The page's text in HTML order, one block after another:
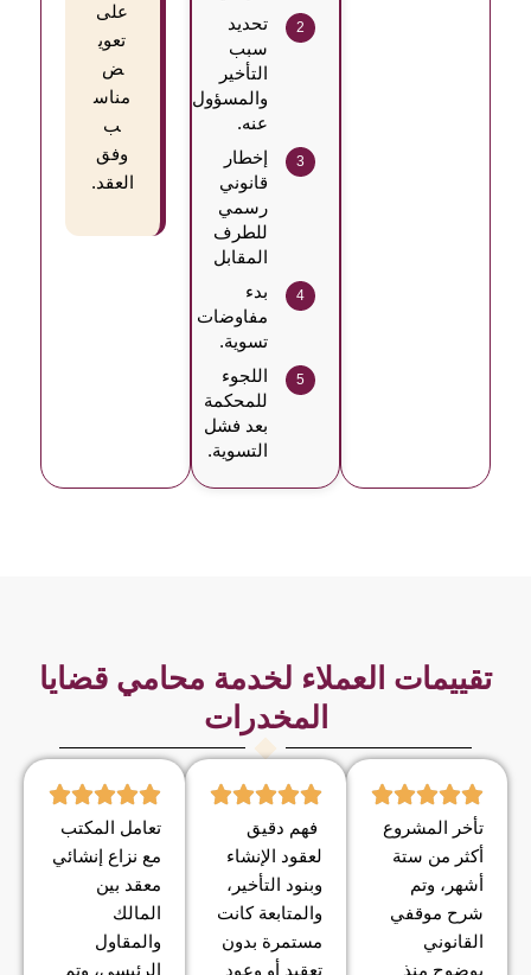
تحديد
سبب
التأخير
والمسؤول
عنه.
إخطار
قانوني
رسمي
للطرف
المقابل
بدء
مفاوضات
تسوية.
اللجوء
للمحكمة
بعد فشل
التسوية.
على
تعوي
ض
مناس
ب
وفق
العقد.
تقييمات العملاء لخدمة محامي قضايا
المخدرات
تأخر المشروع
أكثر من ستة
أشهر، وتم
شرح موقفي
القانوني
بوضوح منذ
فهم دقيق
لعقود الإنشاء
وبنود التأخير،
والمتابعة كانت
مستمرة بدون
تعقيد أو وعود
تعامل المكتب
مع نزاع إنشائي
معقد بين
المالك
والمقاول
الرئيسي، وتم